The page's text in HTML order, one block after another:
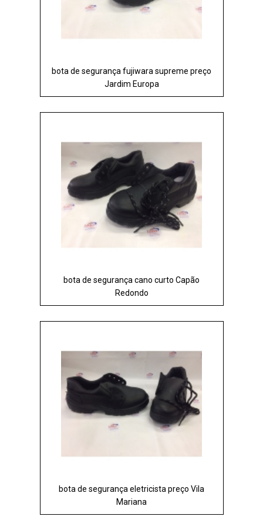
bota de segurança fujiwara supreme preço
Jardim Europa
bota de segurança cano curto Capão
Redondo
bota de segurança eletricista preço Vila
Mariana